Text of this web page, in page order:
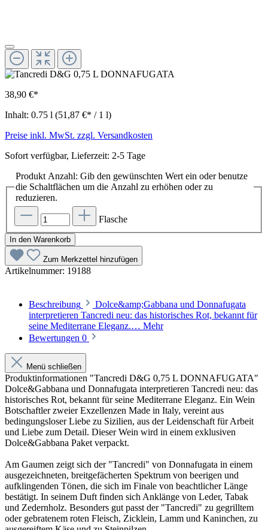
38,90 €*
Inhalt: 0.75 l (51,87 €* / 1 l)
Preise inkl. MwSt. zzgl. Versandkosten
Sofort verfügbar, Lieferzeit: 2-5 Tage
Produkt Anzahl: Gib den gewünschten Wert ein oder benutze
die Schaltflächen um die Anzahl zu erhöhen oder zu
reduzieren.
Flasche
In den Warenkorb
Zum Merkzettel hinzufügen
Artikelnummer: 19188
Beschreibung
Dolce&amp;Gabbana und Donnafugata
interpretieren Tancredi neu: das historisches Rot, bekannt für
seine Mediterrane Eleganz.… Mehr
Bewertungen 0
Menü schließen
Produktinformationen "Tancredi D&G 0,75 L DONNAFUGATA"
Dolce&Gabbana und Donnafugata interpretieren Tancredi neu: das
historisches Rot, bekannt für seine Mediterrane Eleganz. Ein Wein
Botschaftler zweier Exzellenzen Made in Italy, vereint aus
bedingungsloser Liebe zu Sizilien, aus der Leidenschaft für Arbeit
und Liebe zum Detail. Dieser Wein wird in einem exklusiven
Dolce&Gabbana Paket verpackt.
Am Gaumen zeigt sich der "Tancredi" von Donnafugata in einem
ausgezeichneten, breitgefächerten Spektrum von beerigen und
aufklingenden Tönen, die sich im Finale von beachtlicher Länge
bestätigt. In seinem Duft finden sich Anklänge von Leder, Tabak
und Zedernholz. Besonders gut passt der "Tancredi" zu gegrilltem
oder gebratenem roten Fleisch, Zicklein, Lamm und Kaninchen, zu